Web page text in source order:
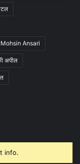
Ansari
अपील
info.